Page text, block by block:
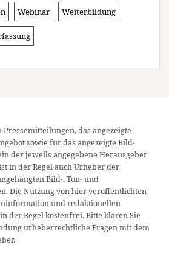
Webinar Weiterbildung
das angezeigte
sowie für das angezeigte Bild-
der jeweils angegebene Herausgeber
in der Regel auch Urheber der
Bild-, Ton- und
Die Nutzung von hier veröffentlichten
und redaktionellen
der Regel kostenfrei. Bitte klären Sie
urheberrechtliche Fragen mit dem